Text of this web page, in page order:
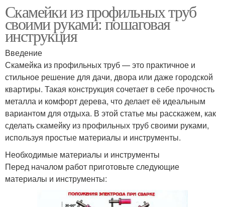
Скамейки из профильных труб
своими руками: пошаговая
инструкция
Введение
Скамейка из профильных труб — это практичное и
стильное решение для дачи, двора или даже городской
квартиры. Такая конструкция сочетает в себе прочность
металла и комфорт дерева, что делает её идеальным
вариантом для отдыха. В этой статье мы расскажем, как
сделать скамейку из профильных труб своими руками,
используя простые материалы и инструменты.
Необходимые материалы и инструменты
Перед началом работ приготовьте следующие
материалы и инструменты: